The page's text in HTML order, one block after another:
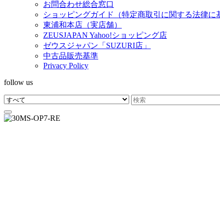
お問合わせ総合窓口
ショッピングガイド（特定商取引に関する法律に
東浦和本店（実店舗）
ZEUSJAPAN Yahoo!ショッピング店
ゼウスジャパン「SUZURI店」
中古品販売基準
Privacy Policy
follow us